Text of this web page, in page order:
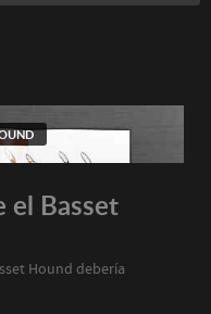
el Basset
Hound debería